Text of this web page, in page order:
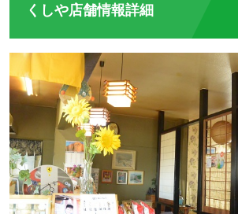
くしや店舗情報詳細